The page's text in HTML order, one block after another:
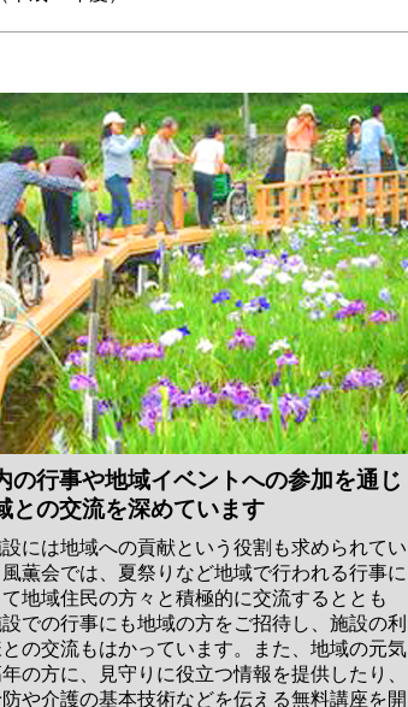
の行事や地域イベントへの参加を通じ
との交流を深めています
には地域への貢献という役割も求められてい
風薫会では、夏祭りなど地域で行われる行事に
地域住民の方々と積極的に交流するととも
での行事にも地域の方をご招待し、施設の利
との交流もはかっています。また、地域の元気
の方に、見守りに役立つ情報を提供したり、
や介護の基本技術などを伝える無料講座を開